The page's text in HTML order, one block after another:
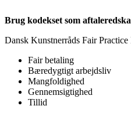
Brug kodekset som
Dansk Kunstnerråds Fair
Fair betaling
Bæredygtigt arbejdsliv
Mangfoldighed
Gennemsigtighed
Tillid